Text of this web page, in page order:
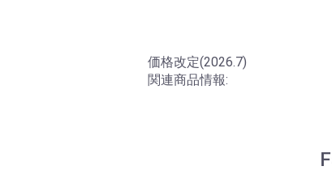
価格改定(2026.7)
関連商品情報: